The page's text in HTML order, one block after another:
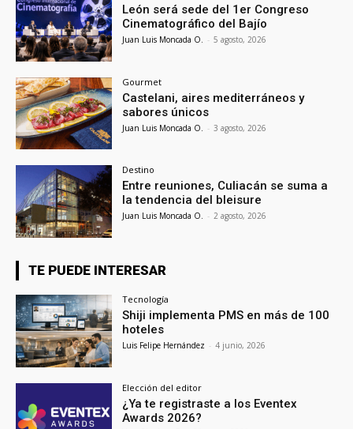
León será sede del 1er Congreso
Cinematográfico del Bajío
Juan Luis Moncada O. - 5 agosto, 2026
Gourmet
Castelani, aires mediterráneos y
sabores únicos
Juan Luis Moncada O. - 3 agosto, 2026
Destino
Entre reuniones, Culiacán se suma a
la tendencia del bleisure
Juan Luis Moncada O. - 2 agosto, 2026
TE PUEDE INTERESAR
Tecnología
Shiji implementa PMS en más de 100
hoteles
Luis Felipe Hernández - 4 junio, 2026
Elección del editor
¿Ya te registraste a los Eventex
Awards 2026?